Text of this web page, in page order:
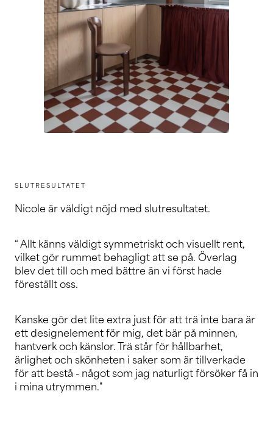
SLUTRESULTATET
Nicole är väldigt nöjd med slutresultatet.
“ Allt känns väldigt symmetriskt och visuellt rent,
vilket gör rummet behagligt att se på. Överlag
blev det till och med bättre än vi först hade
föreställt oss.
Kanske gör det lite extra just för att trä inte bara är
ett designelement för mig, det bär på minnen,
hantverk och känslor. Trä står för hållbarhet,
ärlighet och skönheten i saker som är tillverkade
för att bestå - något som jag naturligt försöker få in
i mina utrymmen."